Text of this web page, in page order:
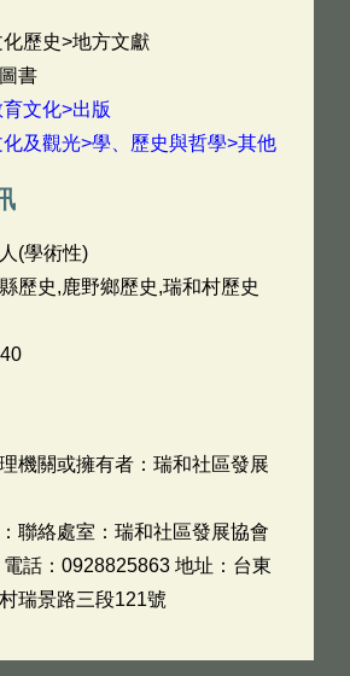
歷史>地方文獻
書
文化>出版
化及觀光>學、歷史與哲學>其他
(學術性)
歷史,鹿野鄉歷史,瑞和村歷史
機關或擁有者：瑞和社區發展
聯絡處室：瑞和社區發展協會
話：0928825863 地址：台東
瑞景路三段121號